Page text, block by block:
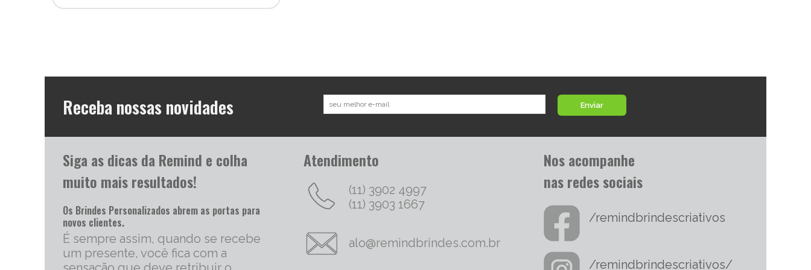
Receba nossas novidades Enviar
Siga as dicas da Remind e colha
muito mais resultados!
Os Brindes Personalizados abrem as portas para
novos clientes.
É sempre assim, quando se recebe
um presente, você fica com a
Atendimento
(11) 3902 4997
(11) 3903 1667
alo@remindbrindes.com.br
Nos acompanhe
nas redes sociais
/remindbrindescriativos
/remindbrindescriativos/